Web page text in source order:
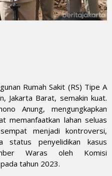
Rumah Sakit (RS) Tipe A
Jakarta Barat, semakin kuat.
Anung, mengungkapkan
memanfaatkan lahan seluas
menjadi kontroversi,
status penyelidikan kasus
Waras oleh Komisi
tahun 2023.